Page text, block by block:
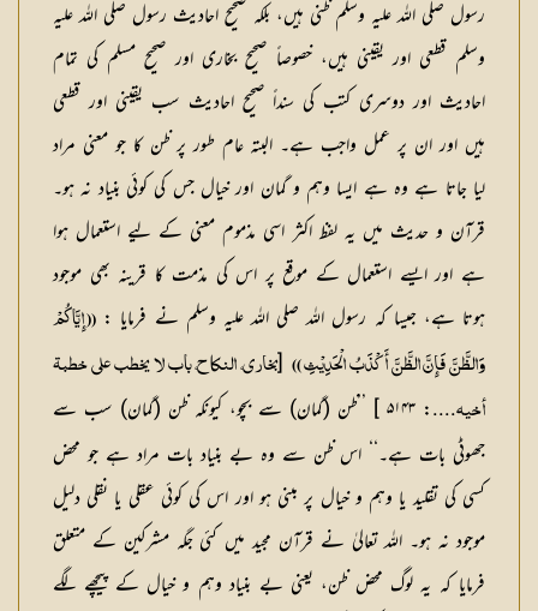
رسول صلی اللہ علیہ وسلم ظنی ہیں، بلکہ صحیح احادیث رسول صلی اللہ علیہ
وسلم قطعی اور یقینی ہیں، خصوصاً صحیح بخاری اور صحیح مسلم کی تمام
احادیث اور دوسری کتب کی سنداً صحیح احادیث سب یقینی اور قطعی
ہیں اور ان پر عمل واجب ہے۔ البتہ عام طور پر ظن کا جو معنی مراد
لیا جاتا ہے وہ ہے ایسا وہم و گمان اور خیال جس کی کوئی بنیاد نہ ہو۔
قرآن و حدیث میں یہ لفظ اکثر اسی مذموم معنی کے لیے استعمال ہوا
ہے اور ایسے استعمال کے موقع پر اس کی مذمت کا قرینہ بھی موجود
ہوتا ہے، جیسا کہ رسول اللہ صلی اللہ علیہ وسلم نے فرمایا : (( إِيَّاكُمْ
وَالظَّنَّ فَإِنَّ الظَّنَّ أَكْذَبُ الْحَدِيْثِ )) [بخاری، النکاح، باب لا یخطب علی خطبۃ
أخیہ
....: ۵۱۴۳ ] ’’ظن (گمان) سے بچو، کیونکہ ظن (گمان) سب سے
جھوٹی بات ہے۔‘‘ اس ظن سے وہ بے بنیاد بات مراد ہے جو محض
کسی کی تقلید یا وہم و خیال پر مبنی ہو اور اس کی کوئی عقلی یا نقلی دلیل
موجود نہ ہو۔ اللہ تعالیٰ نے قرآن مجید میں کئی جگہ مشرکین کے متعلق
فرمایا کہ یہ لوگ محض ظن، یعنی بے بنیاد وہم و خیال کے پیچھے لگے